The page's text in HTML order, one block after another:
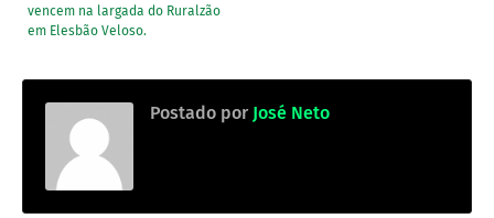
vencem na largada do Ruralzão
em Elesbão Veloso.
Postado por José Neto